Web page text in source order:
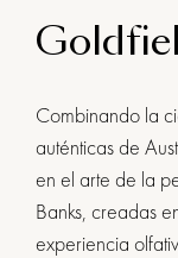
Combinando la
auténticas de
en el arte de la
Banks, creadas
experiencia